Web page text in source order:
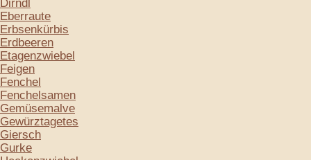
Dirndl
Eberraute
Erbsenkürbis
Erdbeeren
Etagenzwiebel
Feigen
Fenchel
Fenchelsamen
Gemüsemalve
Gewürztagetes
Giersch
Gurke